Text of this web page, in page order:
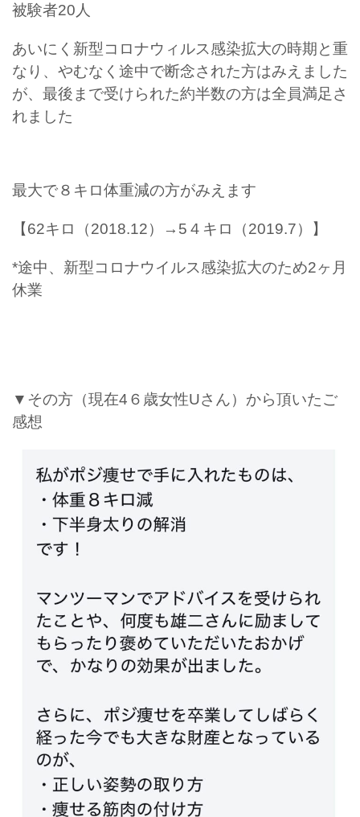
被験者20人
あいにく新型コロナウィルス感染拡大の時期と重
なり、やむなく途中で断念された方はみえました
が、最後まで受けられた約半数の方は全員満足さ
れました
最大で８キロ体重減の方がみえます
【62キロ（2018.12）→5４キロ（2019.7）】
*途中、新型コロナウイルス感染拡大のため2ヶ月
休業
▼その方（現在4６歳女性Uさん）から頂いたご
感想